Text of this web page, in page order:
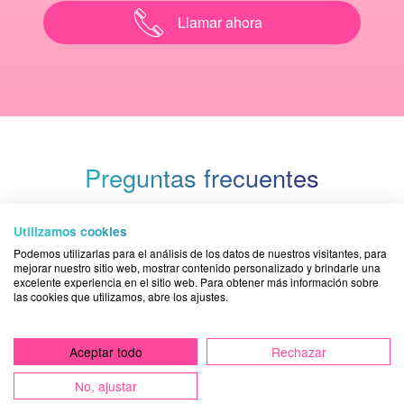
Llamar ahora
Preguntas frecuentes
Damos total importancia al hecho de informar
periódicamente a nuestros pacientes con respuestas a sus
preguntas sobre dolencias bucodentales. Puedes ver
todas laspreguntas frecuentes
¿Qué es un Blanqueamiento dental?
Utilizamos cookies
Podemos utilizarlas para el análisis de los datos de nuestros visitantes, para
mejorar nuestro sitio web, mostrar contenido personalizado y brindarle una
excelente experiencia en el sitio web. Para obtener más información sobre
las cookies que utilizamos, abre los ajustes.
Aceptar todo
Rechazar
No, ajustar